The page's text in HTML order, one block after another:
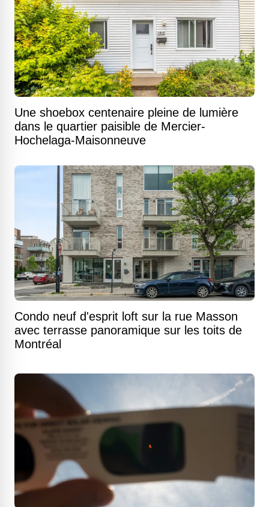
Une shoebox centenaire pleine de lumière
dans le quartier paisible de Mercier-
Hochelaga-Maisonneuve
Condo neuf d'esprit loft sur la rue Masson
avec terrasse panoramique sur les toits de
Montréal